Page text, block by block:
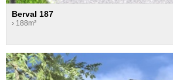
Berval 187
› 188m²